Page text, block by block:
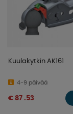
Kuulakytkin AK161
4-9 päivää
€ 87 .53